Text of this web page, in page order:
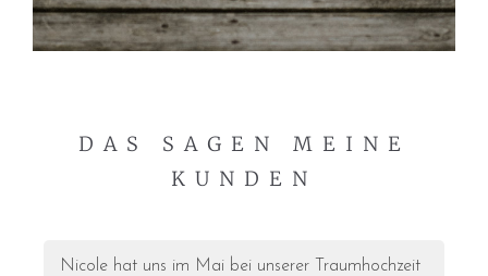
DAS SAGEN MEINE
KUNDEN
Nicole hat uns im Mai bei unserer Traumhochzeit